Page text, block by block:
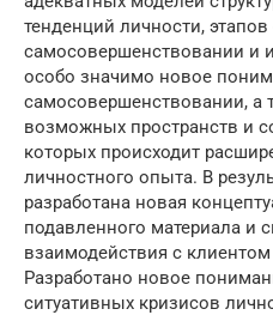
тенденций личности, этапов
самосовершенствовании и
особо значимо новое
самосовершенствовании, а
возможных пространств и
которых происходит
личностного опыта. В
разработана новая
подавленного материала и
взаимодействия с
Разработано новое
ситуативных кризисов